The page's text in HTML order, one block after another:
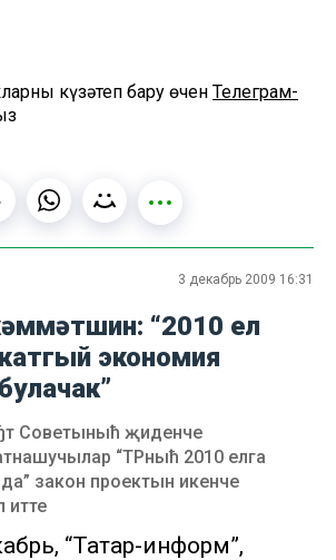
күзәтеп бару өчен Телеграм-
3 декабрь 2009 16:31
“2010 ел
экономия
Советыныћ җиденче
“ТРныћ 2010 елга
закон проектын икенче
итте
“Татар-информ”,